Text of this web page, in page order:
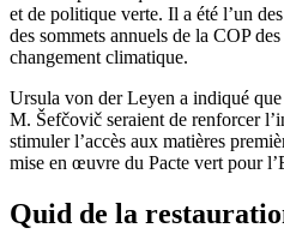
et de politique verte. Il a été l’un
des sommets annuels de la COP
changement climatique.
Ursula von der Leyen a indiqué
M. Šefčovič seraient de renforcer
stimuler l’accès aux matières
mise en œuvre du Pacte vert pour
Quid de la